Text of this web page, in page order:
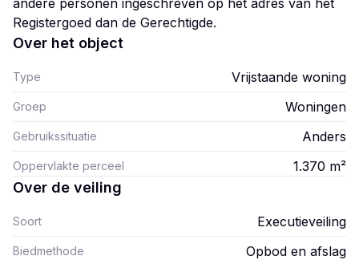
andere personen ingeschreven op het adres van het
Registergoed dan de Gerechtigde.
Over het object
Type Vrijstaande woning
Groep Woningen
Gebruikssituatie Anders
Oppervlakte perceel 1.370 m²
Over de veiling
Soort Executieveiling
Biedmethode Opbod en afslag